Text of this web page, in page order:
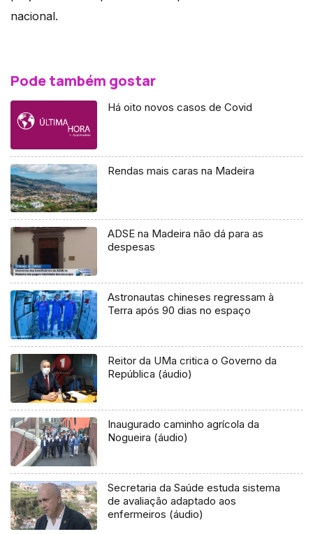
nacional.
Pode também gostar
Há oito novos casos de Covid
Rendas mais caras na Madeira
ADSE na Madeira não dá para as
despesas
Astronautas chineses regressam à
Terra após 90 dias no espaço
Reitor da UMa critica o Governo da
República (áudio)
Inaugurado caminho agrícola da
Nogueira (áudio)
Secretaria da Saúde estuda sistema
de avaliação adaptado aos
enfermeiros (áudio)